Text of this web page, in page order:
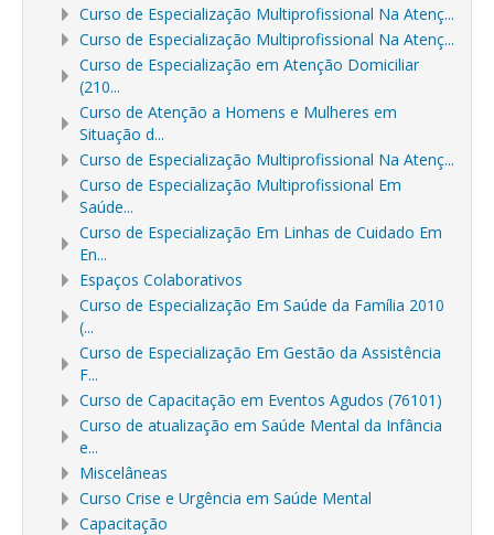
Curso de Especialização Multiprofissional Na Atenç...
Curso de Especialização Multiprofissional Na Atenç...
Curso de Especialização em Atenção Domiciliar
(210...
Curso de Atenção a Homens e Mulheres em
Situação d...
Curso de Especialização Multiprofissional Na Atenç...
Curso de Especialização Multiprofissional Em
Saúde...
Curso de Especialização Em Linhas de Cuidado Em
En...
Espaços Colaborativos
Curso de Especialização Em Saúde da Família 2010
(...
Curso de Especialização Em Gestão da Assistência
F...
Curso de Capacitação em Eventos Agudos (76101)
Curso de atualização em Saúde Mental da Infância
e...
Miscelâneas
Curso Crise e Urgência em Saúde Mental
Capacitação